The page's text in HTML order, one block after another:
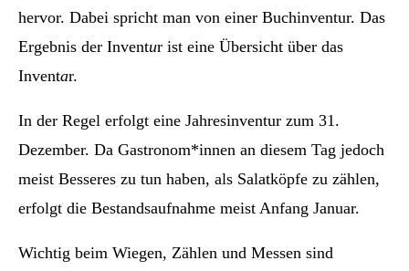
hervor. Dabei spricht man von einer Buchinventur. Das
Ergebnis der Inventur ist eine Übersicht über das
Inventar.
In der Regel erfolgt eine Jahresinventur zum 31.
Dezember. Da Gastronom*innen an diesem Tag jedoch
meist Besseres zu tun haben, als Salatköpfe zu zählen,
erfolgt die Bestandsaufnahme meist Anfang Januar.
Wichtig beim Wiegen, Zählen und Messen sind